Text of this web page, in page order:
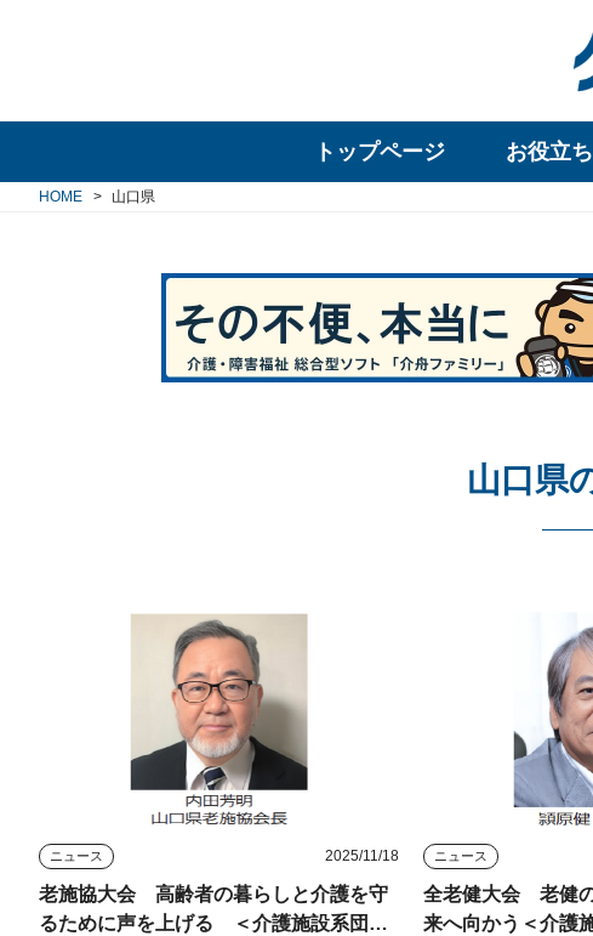
トップページ お役立
HOME 山口県
山口県
ニュース 2025/11/18
老施協大会 高齢者の暮らしと介護を守
るために声を上げる ＜介護施設系団体
ニュース
全老健大会 老健
来へ向かう＜介護